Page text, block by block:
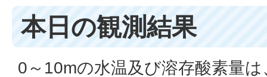
本日の観測結果
0～10mの水温及び溶存酸素量